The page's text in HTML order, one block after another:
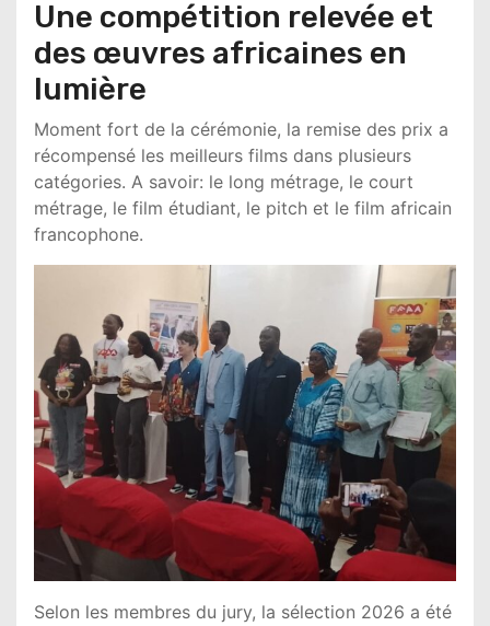
Une compétition relevée et
des œuvres africaines en
lumière
Moment fort de la cérémonie, la remise des prix a
récompensé les meilleurs films dans plusieurs
catégories. A savoir: le long métrage, le court
métrage, le film étudiant, le pitch et le film africain
francophone.
Selon les membres du jury, la sélection 2026 a été